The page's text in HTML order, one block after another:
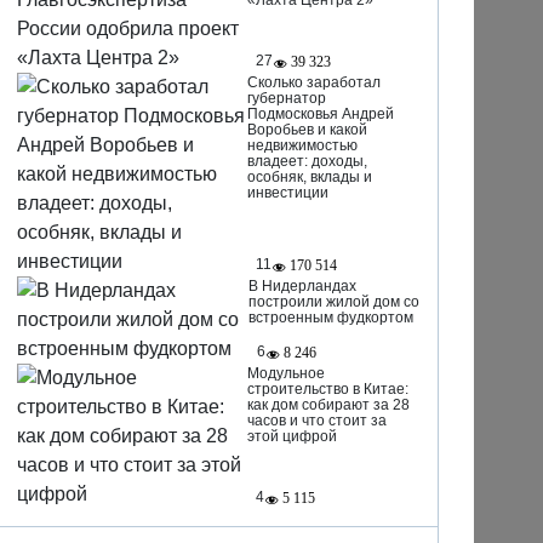
27
39 323
Сколько заработал
губернатор
Подмосковья Андрей
Воробьев и какой
недвижимостью
владеет: доходы,
особняк, вклады и
инвестиции
11
170 514
В Нидерландах
построили жилой дом со
встроенным фудкортом
6
8 246
Модульное
строительство в Китае:
как дом собирают за 28
часов и что стоит за
этой цифрой
4 5 115